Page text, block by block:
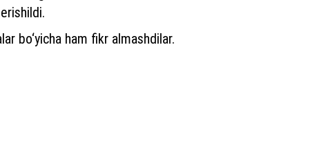
bo‘yicha ham fikr almashdilar.